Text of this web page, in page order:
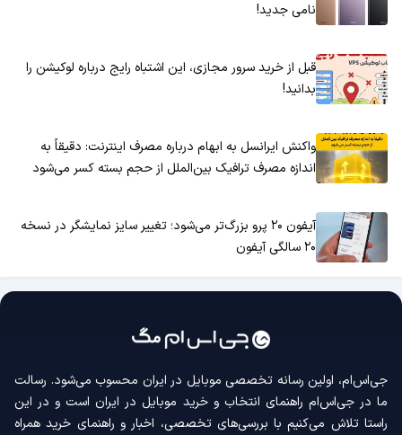
نامی جدید!
قبل از خرید سرور مجازی، این اشتباه رایج درباره لوکیشن را
بدانید!
واکنش ایرانسل به ابهام درباره مصرف اینترنت: دقیقاً به
اندازه مصرف ترافیک بین‌الملل از حجم بسته کسر می‌شود
آیفون ۲۰ پرو بزرگ‌تر می‌شود؛ تغییر سایز نمایشگر در نسخه
۲۰ سالگی آیفون
جی‌اس‌ام، اولین رسانه‌ تخصصی موبایل در ایران محسوب می‌شود. رسالت
ما در جی‌اس‌ام راهنمای انتخاب و خرید موبایل در ایران است و در این
راستا تلاش می‌کنیم با بررسی‌های تخصصی، اخبار و راهنمای خرید همراه